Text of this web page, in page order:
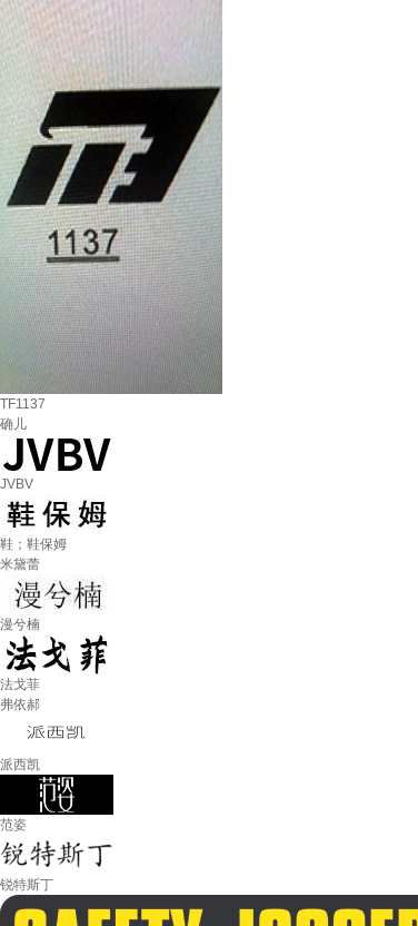
TF1137
确儿
JVBV
鞋；鞋保姆
米黛蕾
漫兮楠
法戈菲
弗依郝
派西凯
范姿
锐特斯丁